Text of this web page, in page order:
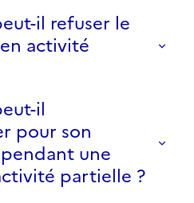
il refuser le
activité
il
pour son
une
partielle ?